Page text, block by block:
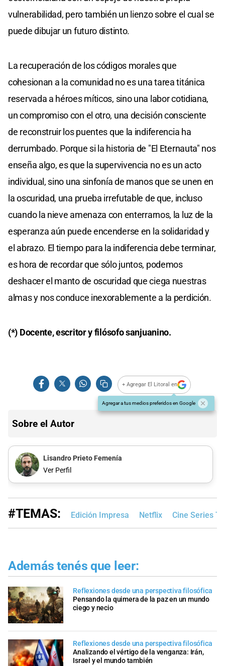
vulnerabilidad, pero también un lienzo sobre el cual se
puede dibujar un futuro distinto.
La recuperación de los códigos morales que
cohesionan a la comunidad no es una tarea titánica
reservada a héroes míticos, sino una labor cotidiana,
un compromiso con el otro, una decisión consciente
de reconstruir los puentes que la indiferencia ha
derrumbado. Porque si la historia de "El Eternauta" nos
enseña algo, es que la supervivencia no es un acto
individual, sino una sinfonía de manos que se unen en
la oscuridad, una prueba irrefutable de que, incluso
cuando la nieve amenaza con enterrarnos, la luz de la
esperanza aún puede encenderse en la solidaridad y
el abrazo. El tiempo para la indiferencia debe terminar,
es hora de recordar que sólo juntos, podemos
deshacer el manto de oscuridad que ciega nuestras
almas y nos conduce inexorablemente a la perdición.
(*) Docente, escritor y filósofo sanjuanino.
+ Agregar El Litoral en
Agregar a tus medios preferidos en Google
Sobre el Autor
Lisandro Prieto Femenía
Ver Perfil
#TEMAS: Edición Impresa Netflix Cine Series
Además tenés que leer:
Reflexiones desde una perspectiva filosófica
Pensando la quimera de la paz en un mundo
ciego y necio
Reflexiones desde una perspectiva filosófica
Analizando el vértigo de la venganza: Irán,
Israel y el mundo también